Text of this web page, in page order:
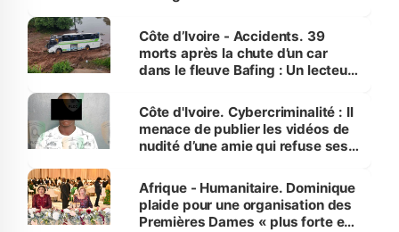
Côte d’Ivoire - Accidents. 39
morts après la chute d’un car
dans le fleuve Bafing : Un lecteur
des Transports
Côte d'Ivoire. Cybercriminalité : Il
menace de publier les vidéos de
nudité d’une amie qui refuse ses
Afrique - Humanitaire. Dominique
plaide pour une organisation des
Premières Dames « plus forte et